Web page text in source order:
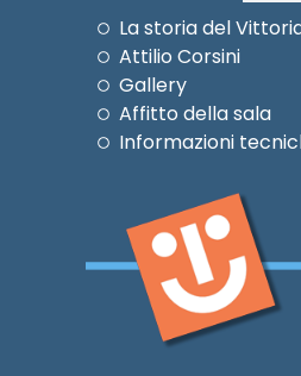
La storia del
Attilio Corsini
Gallery
Affitto della sala
Informazioni